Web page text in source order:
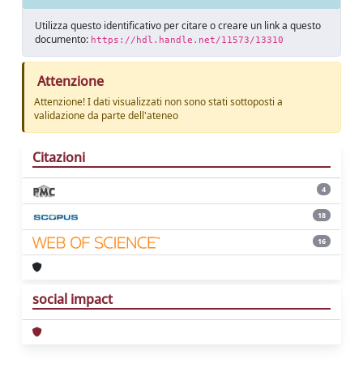
Utilizza questo identificativo per citare o creare un link a questo
documento: https://hdl.handle.net/11573/13310
Attenzione
Attenzione! I dati visualizzati non sono stati sottoposti a
validazione da parte dell'ateneo
Citazioni
4
18
16
social impact